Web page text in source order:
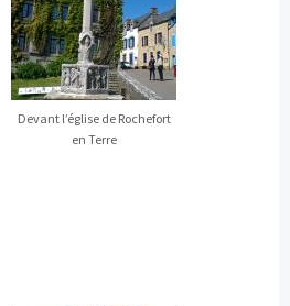
Devant l’église de Rochefort
en Terre